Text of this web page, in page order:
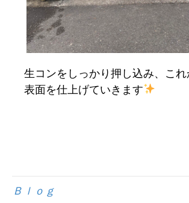
生コンをしっかり押し込み、こ
表面を仕上げていきます
Ｂｌｏｇ